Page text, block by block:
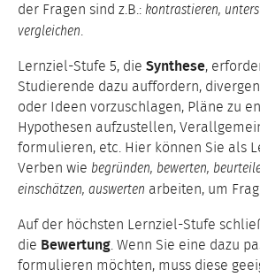
der Fragen sind z.B.: kontrastieren,
vergleichen.
Lernziel-Stufe 5, die Synthese,
Studierende dazu auffordern,
oder Ideen vorzuschlagen, Pläne zu
Hypothesen aufzustellen,
formulieren, etc. Hier können Sie als
Verben wie begründen, bewerten,
einschätzen, auswerten arbeiten, um
Auf der höchsten Lernziel-Stufe
die Bewertung. Wenn Sie eine dazu
formulieren möchten, muss diese